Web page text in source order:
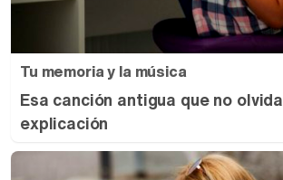
Tu memoria y la música
Esa canción antigua que no
explicación